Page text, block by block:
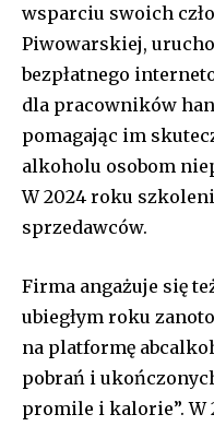
Join our
conversation.
or click the subscribe
your privacy and won't
safe with us.
[tds_leads
btn_horiz_align=”content-
wsparciu swoich
Piwowarskiej,
bezpłatnego
dla pracowników
pomagając im
alkoholu osobom
W 2024 roku
sprzedawców.
Firma angażuje się
ubiegłym roku
na platformę
pobrań i
promile i kalorie”. W